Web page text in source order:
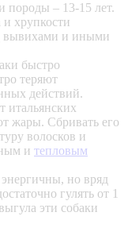
породы – 13-15 лет.
и хрупкости
вывихами и иными
быстро
теряют
действий.
итальянских
жары. Сбривать его
волосков и
и тепловым
но вряд
гулять от 1
эти собаки